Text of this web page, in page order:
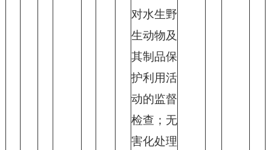
对水生野
生动物及
其制品保
护利用活
动的监督
检查；无
害化处理